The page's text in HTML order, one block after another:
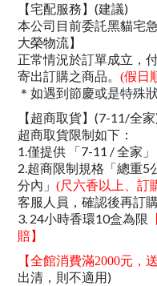
【宅配服務】(建議)
本公司目前委託黑貓宅
大榮物流】
正常情況於訂單成立，
寄出訂購之商品。 (假日
＊如遇到節慶或是特殊
【超商取貨】(7-11/全
超商取貨限制如下：
1.僅提供 「7-11 / 全家」
2.超商限制規格「總重5
分內」 (尺六香以上、訂
客服人員，確認後再訂購
3. 24小時香環10盒為限
賠】
【全館消費滿2000元，
出清，則不適用)